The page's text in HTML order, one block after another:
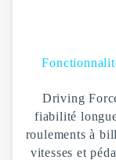
Driving
fiabilité
roulements à
vitesses et